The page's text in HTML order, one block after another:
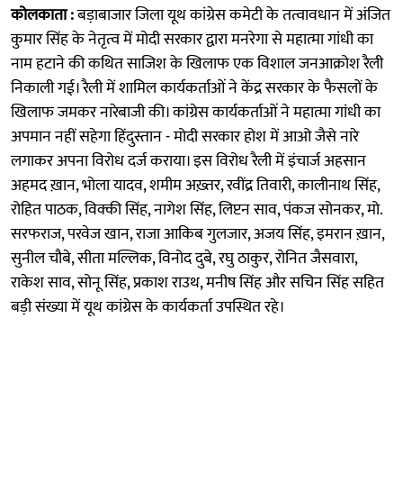
कोलकाता :बड़ाबाजार जिला यूथ कांग्रेस कमेटी के तत्वावधान में अंजित
कुमार सिंह के नेतृत्व में मोदी सरकार द्वारा मनरेगा से महात्मा गांधी का
नाम हटाने की कथित साजिश के खिलाफ एक विशाल जनआक्रोश रैली
निकाली गई। रैली में शामिल कार्यकर्ताओं ने केंद्र सरकार के फैसलों के
खिलाफ जमकर नारेबाजी की। कांग्रेस कार्यकर्ताओं ने महात्मा गांधी का
अपमान नहीं सहेगा हिंदुस्तान - मोदी सरकार होश में आओ जैसे नारे
लगाकर अपना विरोध दर्ज कराया। इस विरोध रैली में इंचार्ज अहसान
अहमद ख़ान, भोला यादव, शमीम अख़्तर, रवींद्र तिवारी, कालीनाथ सिंह,
रोहित पाठक, विक्की सिंह, नागेश सिंह, लिप्टन साव, पंकज सोनकर, मो.
सरफराज, परवेज खान, राजा आकिब गुलजार, अजय सिंह, इमरान ख़ान,
सुनील चौबे, सीता मल्लिक, विनोद दुबे, रघु ठाकुर, रोनित जैसवारा,
राकेश साव, सोनू सिंह, प्रकाश राउथ, मनीष सिंह और सचिन सिंह सहित
बड़ी संख्या में यूथ कांग्रेस के कार्यकर्ता उपस्थित रहे।